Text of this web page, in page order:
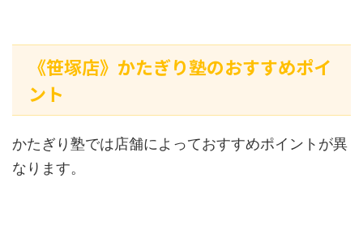
《笹塚店》かたぎり塾のおすすめポイ
ント
かたぎり塾では店舗によっておすすめポイントが異
なります。